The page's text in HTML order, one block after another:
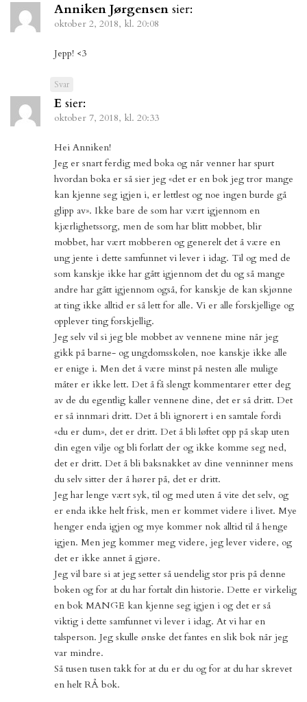
Anniken Jørgensen sier:
oktober 2, 2018, kl. 20:08
Jepp! <3
Svar
E sier:
oktober 7, 2018, kl. 20:33
Hei Anniken!
Jeg er snart ferdig med boka og når venner har spurt
hvordan boka er så sier jeg «det er en bok jeg tror mange
kan kjenne seg igjen i, er lettlest og noe ingen burde gå
glipp av». Ikke bare de som har vært igjennom en
kjærlighetssorg, men de som har blitt mobbet, blir
mobbet, har vært mobberen og generelt det å være en
ung jente i dette samfunnet vi lever i idag. Til og med de
som kanskje ikke har gått igjennom det du og så mange
andre har gått igjennom også, for kanskje de kan skjønne
at ting ikke alltid er så lett for alle. Vi er alle forskjellige og
opplever ting forskjellig.
Jeg selv vil si jeg ble mobbet av vennene mine når jeg
gikk på barne- og ungdomsskolen, noe kanskje ikke alle
er enige i. Men det å være minst på nesten alle mulige
måter er ikke lett. Det å få slengt kommentarer etter deg
av de du egentlig kaller vennene dine, det er så dritt. Det
er så innmari dritt. Det å bli ignorert i en samtale fordi
«du er dum», det er dritt. Det å bli løftet opp på skap uten
din egen vilje og bli forlatt der og ikke komme seg ned,
det er dritt. Det å bli baksnakket av dine venninner mens
du selv sitter der å hører på, det er dritt.
Jeg har lenge vært syk, til og med uten å vite det selv, og
er enda ikke helt frisk, men er kommet videre i livet. Mye
henger enda igjen og mye kommer nok alltid til å henge
igjen. Men jeg kommer meg videre, jeg lever videre, og
det er ikke annet å gjøre.
Jeg vil bare si at jeg setter så uendelig stor pris på denne
boken og for at du har fortalt din historie. Dette er virkelig
en bok MANGE kan kjenne seg igjen i og det er så
viktig i dette samfunnet vi lever i idag. At vi har en
talsperson. Jeg skulle ønske det fantes en slik bok når jeg
var mindre.
Så tusen tusen takk for at du er du og for at du har skrevet
en helt RÅ bok.